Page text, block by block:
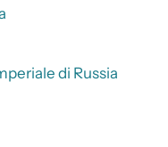
di Russia